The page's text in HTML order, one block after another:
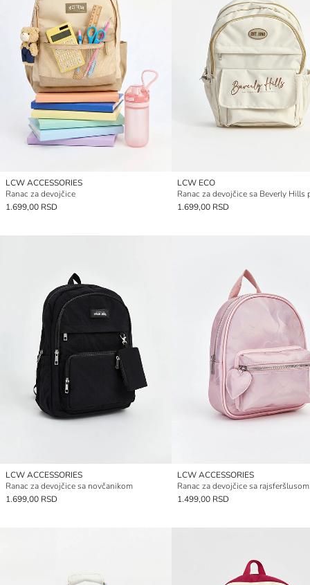
LCW ACCESSORIES
Ranac za devojčice
1.699,00 RSD
LCW ECO
Ranac za devojčice sa Beverly Hills
1.699,00 RSD
LCW ACCESSORIES
Ranac za devojčice sa novčanikom
1.699,00 RSD
LCW ACCESSORIES
Ranac za devojčice sa rajsferšlusom
1.499,00 RSD